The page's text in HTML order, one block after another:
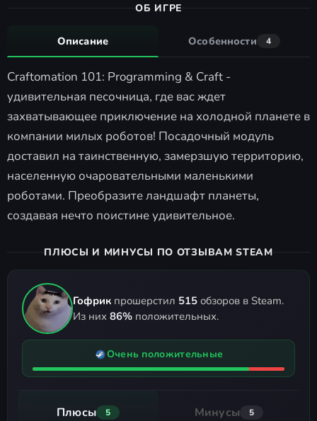
ОБ ИГРЕ
Описание Особенности 4
Craftomation 101: Programming & Craft -
удивительная песочница, где вас ждет
захватывающее приключение на холодной планете в
компании милых роботов! Посадочный модуль
доставил на таинственную, замерзшую территорию,
населенную очаровательными маленькими
роботами. Преобразите ландшафт планеты,
создавая нечто поистине удивительное.
ПЛЮСЫ И МИНУСЫ ПО ОТЗЫВАМ STEAM
Гофрик прошерстил 515 обзоров в Steam.
Из них 86% положительных.
Очень положительные
Плюсы 5 Минусы 5